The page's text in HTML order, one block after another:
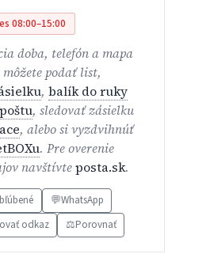
08:00–15:00
doba, telefón a mapa
podať list,
, balík do ruky
, sledovať zásielku
, alebo si vyzdvihnúť
. Pre overenie
navštívteposta.sk.
💬WhatsApp
odkaz ⚖️Porovnať